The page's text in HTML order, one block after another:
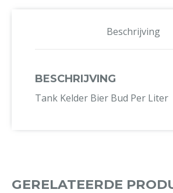
Beschrijving
BESCHRIJVING
Tank Kelder Bier Bud Per Liter
GERELATEERDE